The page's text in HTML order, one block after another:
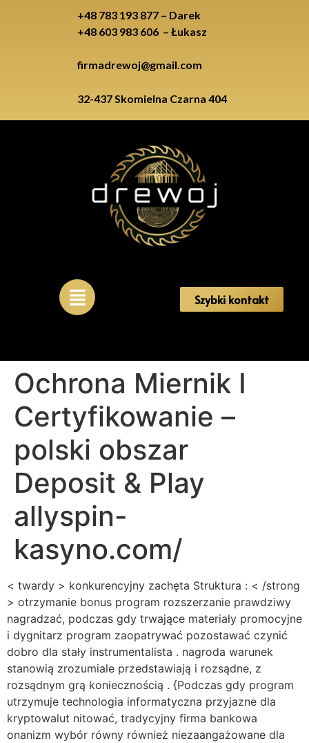
+48 783 193 877 – Darek
+48 603 983 606 – Łukasz
firmadrewoj@gmail.com
32-437 Skomielna Czarna 404
Szybki kontakt
Ochrona Miernik I
Certyfikowanie –
polski obszar
Deposit & Play
allyspin-
kasyno.com/
< twardy > konkurencyjny zachęta Struktura : < /strong
> otrzymanie bonus program rozszerzanie prawdziwy
nagradzać, podczas gdy trwające materiały promocyjne
i dygnitarz program zaopatrywać pozostawać czynić
dobro dla stały instrumentalista . nagroda warunek
stanowią zrozumiale przedstawiają i rozsądne, z
rozsądnym grą koniecznością . {Podczas gdy program
utrzymuje technologia informatyczna przyjazne dla
kryptowalut nitować, tradycyjny firma bankowa
onanizm wybór równy również niezaangażowane dla